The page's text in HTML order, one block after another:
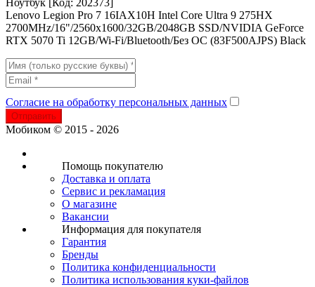
Ноутбук [Код: 202373]
Lenovo Legion Pro 7 16IAX10H Intel Core Ultra 9 275HX
2700MHz/16"/2560x1600/32GB/2048GB SSD/NVIDIA GeForce
RTX 5070 Ti 12GB/Wi-Fi/Bluetooth/Без ОС (83F500AJPS) Black
Согласие на обработку персональных данных
Отправить
Мобиком © 2015 - 2026
Помощь покупателю
Доставка и оплата
Сервис и рекламация
О магазине
Вакансии
Информация для покупателя
Гарантия
Бренды
Политика конфиденциальности
Политика использования куки-файлов